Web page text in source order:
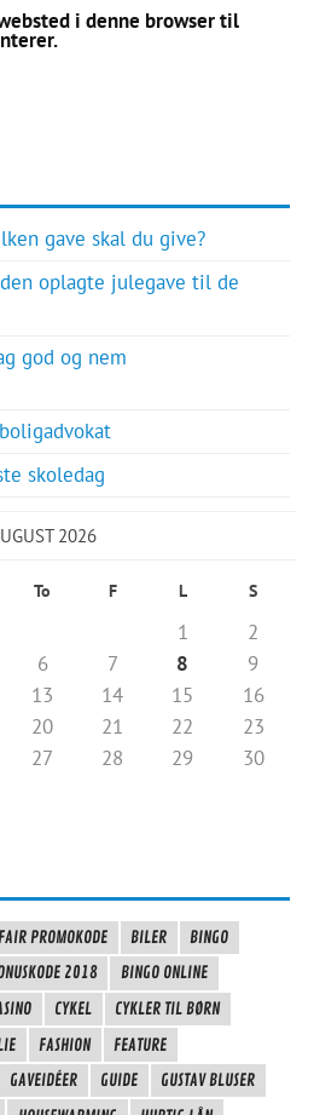
i denne browser til
gave skal du give?
oplagte julegave til de
god og nem
skoledag
2026
To F L S
1
2
6 7 8
9
13 14 15
16
20 21 22
23
27 28 29
30
PROMOKODE BILER
BINGO
2018
BINGO ONLINE
CYKEL
CYKLER TIL BØRN
FASHION
FEATURE
GAVEIDÉER GUIDE
GUSTAV BLUSER